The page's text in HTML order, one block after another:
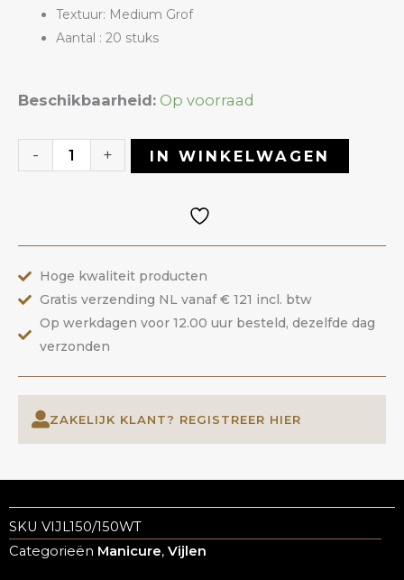
Textuur: Medium Grof
Aantal : 20 stuks
Beschikbaarheid: Op voorraad
-
Vijl
+ IN WINKELWAGEN
Hoge kwaliteit producten
Gratis verzending NL vanaf € 121 incl. btw
Op werkdagen voor 12.00 uur besteld, dezelfde dag
verzonden
ZAKELIJK KLANT? REGISTREER HIER
SKU VIJL150/150WT
Categorieën Manicure, Vijlen